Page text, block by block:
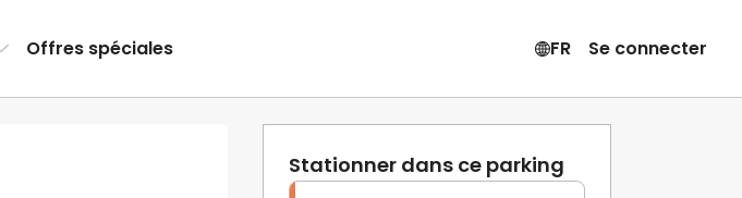
Offres spéciales FR Se connecter
Stationner dans ce parking